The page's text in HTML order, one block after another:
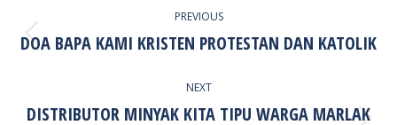
NAVIGATION
PREVIOUS
Previous
DOA BAPA KAMI KRISTEN PROTESTAN DAN KATOLIK
NEXT
DISTRIBUTOR MINYAK KITA TIPU WARGA MARLAK